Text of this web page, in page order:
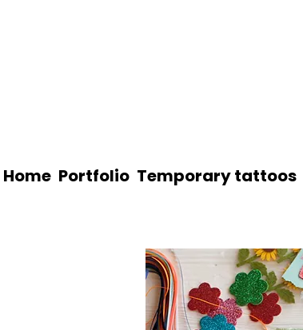
Home Portfolio Temporary tattoos